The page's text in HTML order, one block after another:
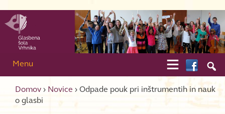

Menu 
Domov › Novice › Odpade pouk pri inštrumentih in nauk
o glasbi